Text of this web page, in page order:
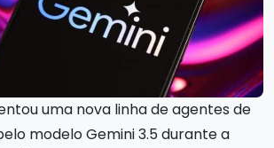
uma nova linha de agentes de
modelo Gemini 3.5 durante a